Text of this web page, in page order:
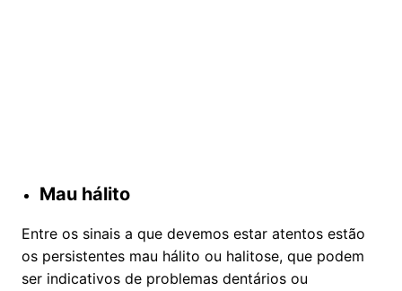
Mau hálito
Entre os sinais a que devemos estar atentos estão
os persistentes mau hálito ou halitose, que podem
ser indicativos de problemas dentários ou